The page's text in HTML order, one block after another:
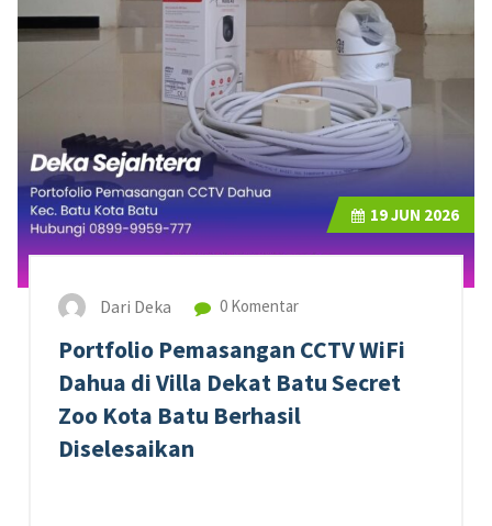
19JUN 2026
Dari Deka 0 Komentar
Portfolio Pemasangan CCTV WiFi
Dahua di Villa Dekat Batu Secret
Zoo Kota Batu Berhasil
Diselesaikan